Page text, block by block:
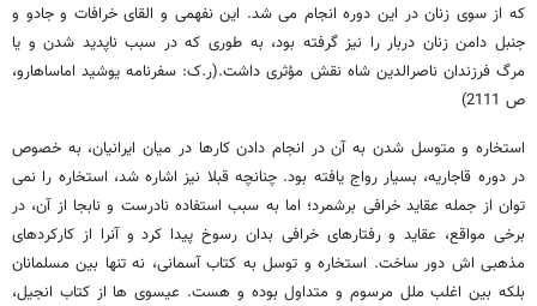
که از سوی زنان در این دوره انجام می شد. این نفهمی و القای خرافات و جادو و
جنبل دامن زنان دربار را نیز گرفته بود، به طوری که در سبب ناپدید شدن و یا
مرگ فرزندان ناصرالدین شاه نقش مؤثری داشت.(ر.ک: سفرنامه یوشید اماساهارو،
ص 2111)
استخاره و متوسل شدن به آن در انجام دادن کارها در میان ایرانیان، به خصوص
در دوره قاجاریه، بسیار رواج یافته بود. چنانچه قبلا نیز اشاره شد، استخاره را نمی
توان از جمله عقاید خرافی برشمرد؛ اما به سبب استفاده نادرست و نابجا از آن، در
برخی مواقع، عقاید و رفتارهای خرافی بدان رسوخ پیدا کرد و آنرا از کارکردهای
مذهبی اش دور ساخت. استخاره و توسل به کتاب آسمانی، نه تنها بین مسلمانان
بلکه بین اغلب ملل مرسوم و متداول بوده و هست. عیسوی ها از کتاب انجیل،